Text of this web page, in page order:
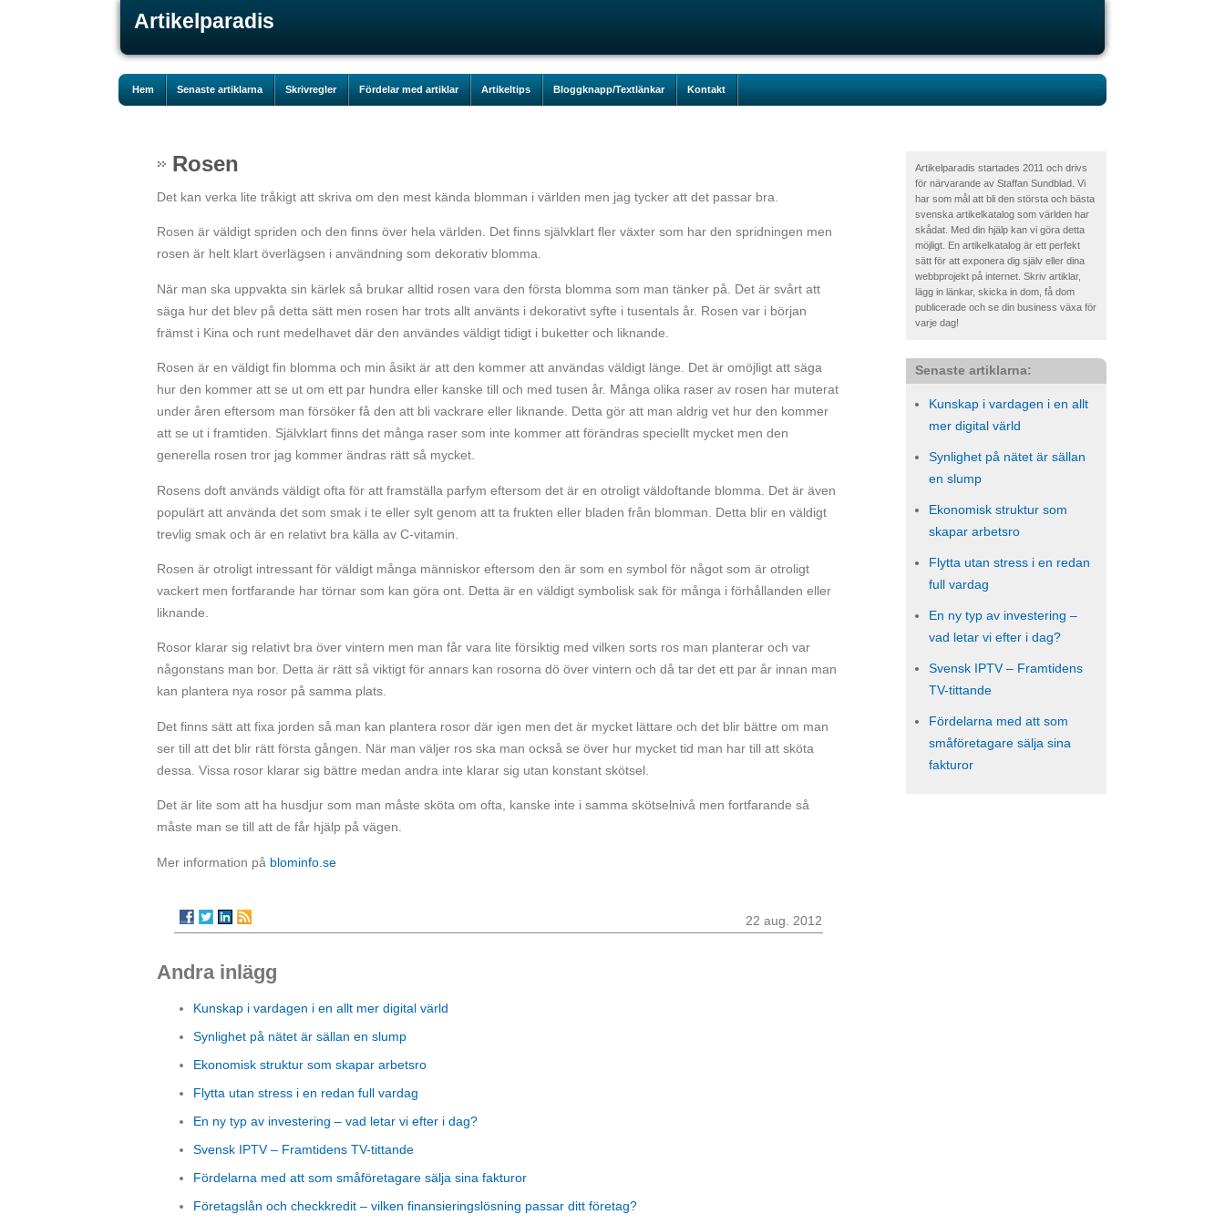
Artikelparadis
Hem Senaste artiklarna Skrivregler Fördelar med artiklar Artikeltips Bloggknapp/Textlänkar Kontakt
Artikelparadis startades 2011 och drivs
för närvarande av Staffan Sundblad. Vi
har som mål att bli den största och bästa
svenska artikelkatalog som världen har
skådat. Med din hjälp kan vi göra detta
möjligt. En artikelkatalog är ett perfekt
sätt för att exponera dig själv eller dina
webbprojekt på internet. Skriv artiklar,
lägg in länkar, skicka in dom, få dom
publicerade och se din business växa för
varje dag!
Senaste artiklarna:
Kunskap i vardagen i en allt
mer digital värld
Synlighet på nätet är sällan
en slump
Ekonomisk struktur som
skapar arbetsro
Flytta utan stress i en redan
full vardag
En ny typ av investering –
vad letar vi efter i dag?
Svensk IPTV – Framtidens
TV-tittande
Fördelarna med att som
småföretagare sälja sina
fakturor
Rosen
Det kan verka lite tråkigt att skriva om den mest kända blomman i världen men jag tycker att det passar bra.
Rosen är väldigt spriden och den finns över hela världen. Det finns självklart fler växter som har den spridningen men
rosen är helt klart överlägsen i användning som dekorativ blomma.
När man ska uppvakta sin kärlek så brukar alltid rosen vara den första blomma som man tänker på. Det är svårt att
säga hur det blev på detta sätt men rosen har trots allt använts i dekorativt syfte i tusentals år. Rosen var i början
främst i Kina och runt medelhavet där den användes väldigt tidigt i buketter och liknande.
Rosen är en väldigt fin blomma och min åsikt är att den kommer att användas väldigt länge. Det är omöjligt att säga
hur den kommer att se ut om ett par hundra eller kanske till och med tusen år. Många olika raser av rosen har muterat
under åren eftersom man försöker få den att bli vackrare eller liknande. Detta gör att man aldrig vet hur den kommer
att se ut i framtiden. Självklart finns det många raser som inte kommer att förändras speciellt mycket men den
generella rosen tror jag kommer ändras rätt så mycket.
Rosens doft används väldigt ofta för att framställa parfym eftersom det är en otroligt väldoftande blomma. Det är även
populärt att använda det som smak i te eller sylt genom att ta frukten eller bladen från blomman. Detta blir en väldigt
trevlig smak och är en relativt bra källa av C-vitamin.
Rosen är otroligt intressant för väldigt många människor eftersom den är som en symbol för något som är otroligt
vackert men fortfarande har törnar som kan göra ont. Detta är en väldigt symbolisk sak för många i förhållanden eller
liknande.
Rosor klarar sig relativt bra över vintern men man får vara lite försiktig med vilken sorts ros man planterar och var
någonstans man bor. Detta är rätt så viktigt för annars kan rosorna dö över vintern och då tar det ett par år innan man
kan plantera nya rosor på samma plats.
Det finns sätt att fixa jorden så man kan plantera rosor där igen men det är mycket lättare och det blir bättre om man
ser till att det blir rätt första gången. När man väljer ros ska man också se över hur mycket tid man har till att sköta
dessa. Vissa rosor klarar sig bättre medan andra inte klarar sig utan konstant skötsel.
Det är lite som att ha husdjur som man måste sköta om ofta, kanske inte i samma skötselnivå men fortfarande så
måste man se till att de får hjälp på vägen.
Mer information på blominfo.se
22 aug. 2012
Andra inlägg
Kunskap i vardagen i en allt mer digital värld
Synlighet på nätet är sällan en slump
Ekonomisk struktur som skapar arbetsro
Flytta utan stress i en redan full vardag
En ny typ av investering – vad letar vi efter i dag?
Svensk IPTV – Framtidens TV-tittande
Fördelarna med att som småföretagare sälja sina fakturor
Företagslån och checkkredit – vilken finansieringslösning passar ditt företag?